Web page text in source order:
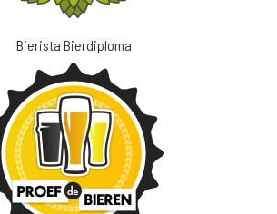
Bierista Bierdiploma